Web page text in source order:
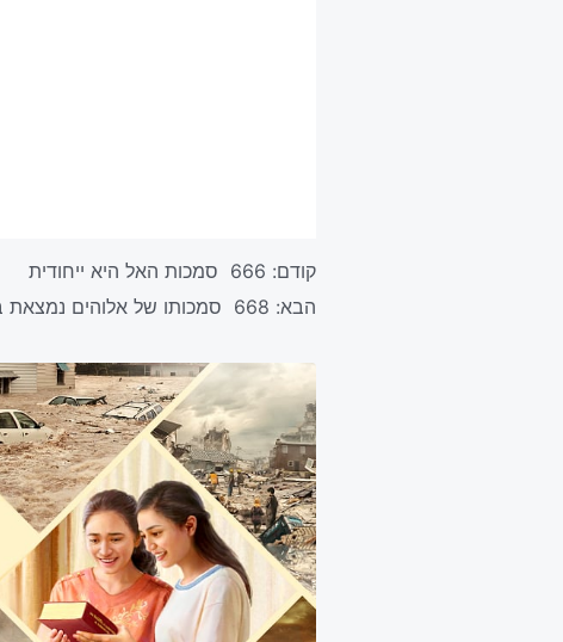
קודם: 666 סמכות האל היא ייחודית
הבא: 668 סמכותו של אלוהים נמצאת בכל מקום